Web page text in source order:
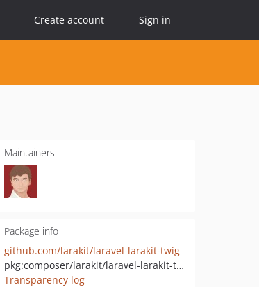
Create account Sign in
Maintainers
Package info
github.com/larakit/laravel-larakit-twig
pkg:composer/larakit/laravel-larakit-twig
Transparency log